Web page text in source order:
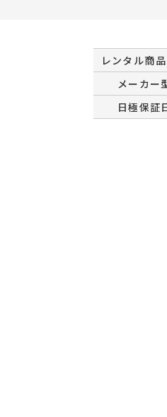
レンタル商
メーカー
日極保証